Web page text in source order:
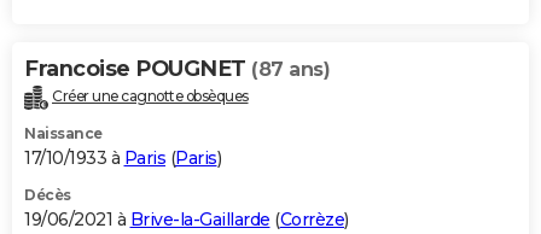
Francoise POUGNET (87 ans)
Créer une cagnotte obsèques
Naissance
17/10/1933 à Paris (Paris)
Décès
19/06/2021 à Brive-la-Gaillarde (Corrèze)